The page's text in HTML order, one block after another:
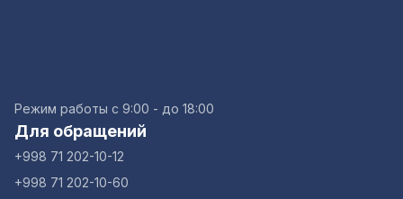
Режим работы с 9:00 - до 18:00
Для обращений
+998 71 202-10-12
+998 71 202-10-60